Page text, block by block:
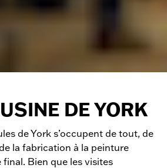
DE YORK
de York s’occupent de tout, de
la fabrication à la peinture
final. Bien que les visites